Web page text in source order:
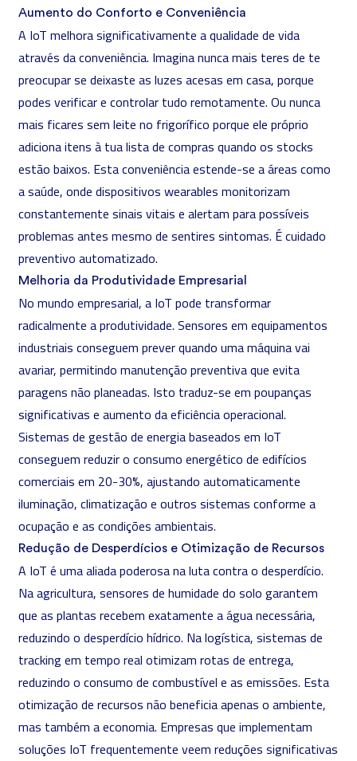
Aumento do Conforto e Conveniência
A IoT melhora significativamente a qualidade de vida
através da conveniência. Imagina nunca mais teres de te
preocupar se deixaste as luzes acesas em casa, porque
podes verificar e controlar tudo remotamente. Ou nunca
mais ficares sem leite no frigorífico porque ele próprio
adiciona itens à tua lista de compras quando os stocks
estão baixos. Esta conveniência estende-se a áreas como
a saúde, onde dispositivos wearables monitorizam
constantemente sinais vitais e alertam para possíveis
problemas antes mesmo de sentires sintomas. É cuidado
preventivo automatizado.
Melhoria da Produtividade Empresarial
No mundo empresarial, a IoT pode transformar
radicalmente a produtividade. Sensores em equipamentos
industriais conseguem prever quando uma máquina vai
avariar, permitindo manutenção preventiva que evita
paragens não planeadas. Isto traduz-se em poupanças
significativas e aumento da eficiência operacional.
Sistemas de gestão de energia baseados em IoT
conseguem reduzir o consumo energético de edifícios
comerciais em 20-30%, ajustando automaticamente
iluminação, climatização e outros sistemas conforme a
ocupação e as condições ambientais.
Redução de Desperdícios e Otimização de Recursos
A IoT é uma aliada poderosa na luta contra o desperdício.
Na agricultura, sensores de humidade do solo garantem
que as plantas recebem exatamente a água necessária,
reduzindo o desperdício hídrico. Na logística, sistemas de
tracking em tempo real otimizam rotas de entrega,
reduzindo o consumo de combustível e as emissões. Esta
otimização de recursos não beneficia apenas o ambiente,
mas também a economia. Empresas que implementam
soluções IoT frequentemente veem reduções significativas